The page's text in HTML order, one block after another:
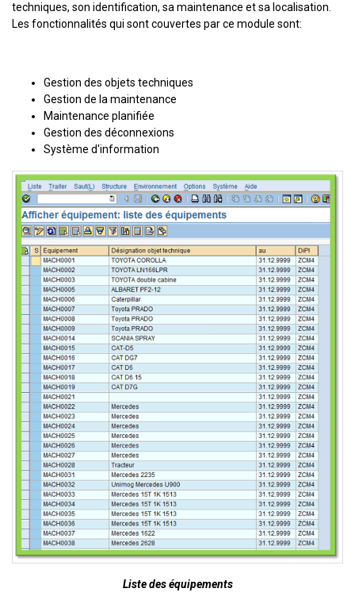
techniques, son identification, sa maintenance et sa localisation.
Les fonctionnalités qui sont couvertes par ce module sont:
Gestion des objets techniques
Gestion de la maintenance
Maintenance planifiée
Gestion des déconnexions
Système d'information
Liste des équipements